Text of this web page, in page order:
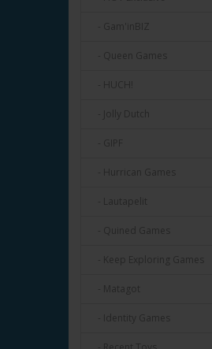
- Gam'inBIZ
- Queen Games
- HUCH!
- Jolly Dutch
- GIPF
- Hurrican Games
- Lautapelit
- Quined Games
- Keep Exploring Games
- Matagot
- Identity Games